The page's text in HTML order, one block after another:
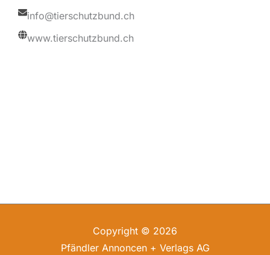
info@tierschutzbund.ch
www.tierschutzbund.ch
Copyright © 2026
Pfändler Annoncen + Verlags AG